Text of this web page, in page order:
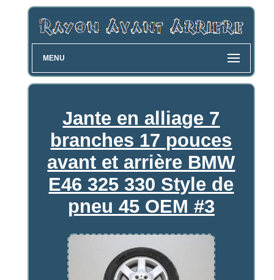
MENU
Jante en alliage 7
branches 17 pouces
avant et arrière BMW
E46 325 330 Style de
pneu 45 OEM #3